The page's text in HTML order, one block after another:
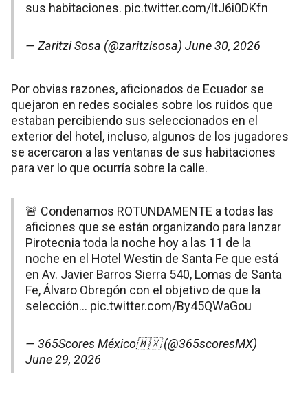
sus habitaciones. pic.twitter.com/ltJ6i0DKfn
— Zaritzi Sosa (@zaritzisosa) June 30, 2026
Por obvias razones, aficionados de Ecuador se
quejaron en redes sociales sobre los ruidos que
estaban percibiendo sus seleccionados en el
exterior del hotel, incluso, algunos de los jugadores
se acercaron a las ventanas de sus habitaciones
para ver lo que ocurría sobre la calle.
🚨 Condenamos ROTUNDAMENTE a todas las
aficiones que se están organizando para lanzar
Pirotecnia toda la noche hoy a las 11 de la
noche en el Hotel Westin de Santa Fe que está
en Av. Javier Barros Sierra 540, Lomas de Santa
Fe, Álvaro Obregón con el objetivo de que la
selección… pic.twitter.com/By45QWaGou
— 365Scores México🇲🇽 (@365scoresMX)
June 29, 2026